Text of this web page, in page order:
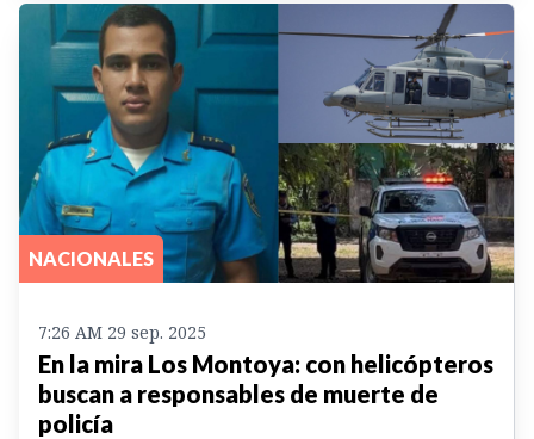
NACIONALES
7:26 AM 29 sep. 2025
En la mira Los Montoya: con helicópteros
buscan a responsables de muerte de
policía